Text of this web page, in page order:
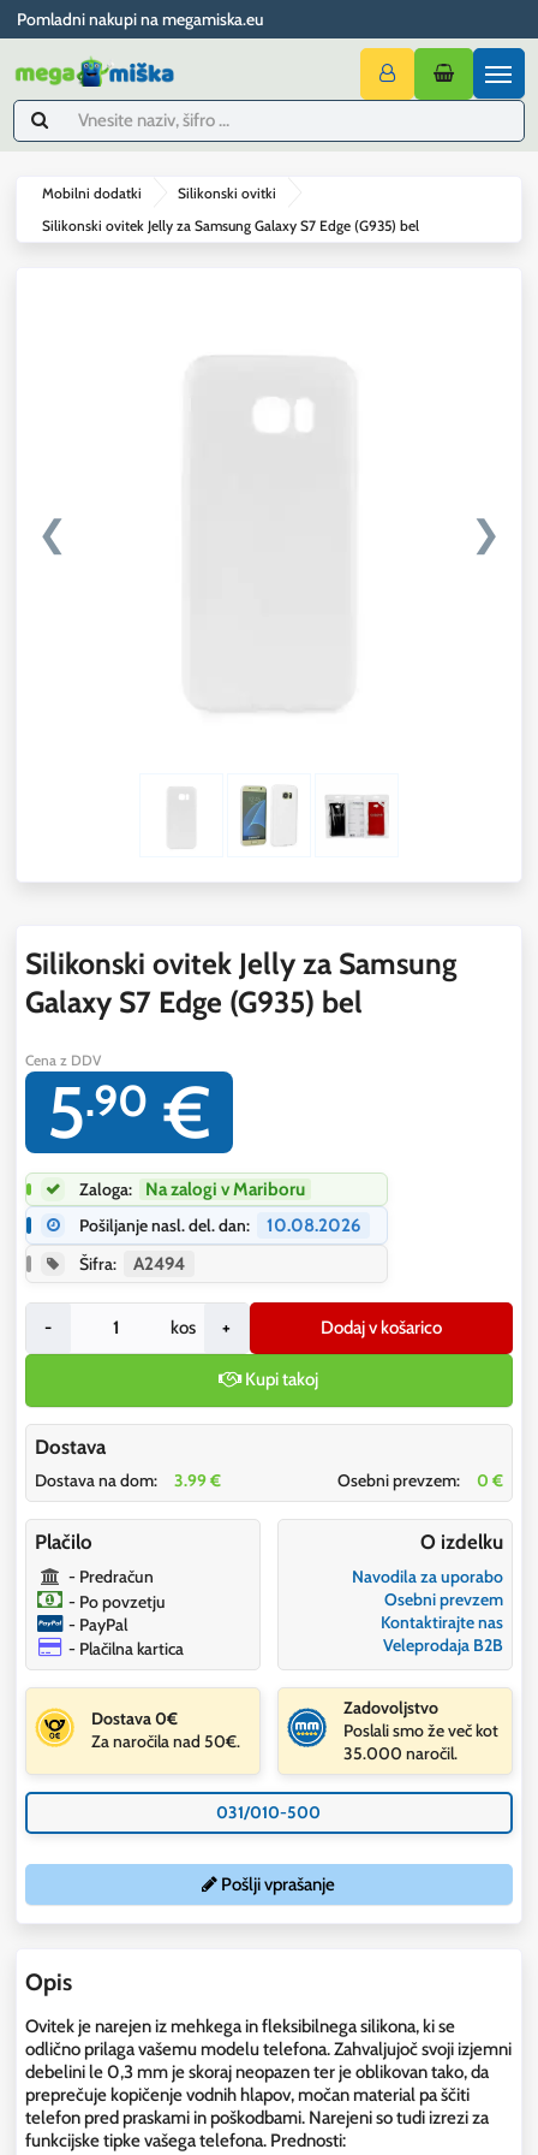
Pomladni nakupi na megamiska.eu
Mobilni dodatki
Silikonski ovitki
Silikonski ovitek Jelly za Samsung Galaxy S7 Edge (G935) bel
❮ ❯
Silikonski ovitek Jelly za Samsung
Galaxy S7 Edge (G935) bel
Cena z DDV
5.90 €
Zaloga:
Na zalogi v Mariboru
Pošiljanje nasl. del. dan:
10.08.2026
Šifra:
A2494
- kos + Dodaj v košarico
Kupi takoj
Dostava
Dostava na dom: 3.99 € Osebni prevzem: 0 €
Plačilo
- Predračun
- Po povzetju
- PayPal
- Plačilna kartica
O izdelku
Navodila za uporabo
Osebni prevzem
Kontaktirajte nas
Veleprodaja B2B
Dostava 0€
Za naročila nad 50€.
Zadovoljstvo
Poslali smo že več kot
35.000 naročil.
031/010-500
Pošlji vprašanje
Opis
Ovitek je narejen iz mehkega in fleksibilnega silikona, ki se
odlično prilaga vašemu modelu telefona. Zahvaljujoč svoji izjemni
debelini le 0,3 mm je skoraj neopazen ter je oblikovan tako, da
preprečuje kopičenje vodnih hlapov, močan material pa ščiti
telefon pred praskami in poškodbami. Narejeni so tudi izrezi za
funkcijske tipke vašega telefona. Prednosti: